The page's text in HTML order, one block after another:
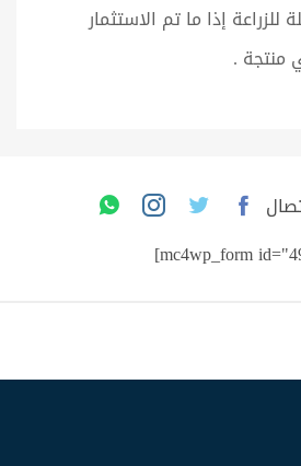
للزراعة إذا ما تم الاستثمار
منتجة .
[mc4wp_form